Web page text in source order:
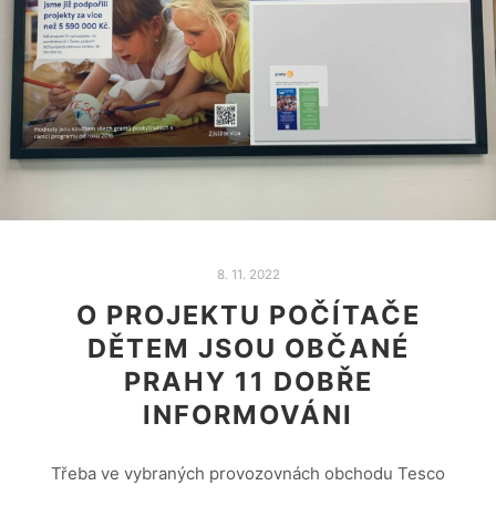
8. 11. 2022
O PROJEKTU POČÍTAČE
DĚTEM JSOU OBČANÉ
PRAHY 11 DOBŘE
INFORMOVÁNI
Třeba ve vybraných provozovnách obchodu Tesco